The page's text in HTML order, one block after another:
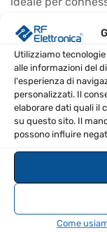
Utilizziamo
alle informazioni del
l'esperienza di
personalizzati. Il
elaborare dati quali il
su questo sito. Il
possono influire
Come
Connettore
Compatibile
Progettato per
Facile
SPECIFICHE